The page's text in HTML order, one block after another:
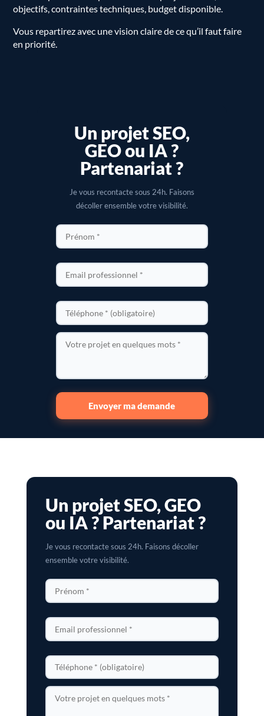
objectifs, contraintes techniques, budget disponible.
Vous repartirez avec une vision claire de ce qu’il faut faire
en priorité.
Un projet SEO,
GEO ou IA ?
Partenariat ?
Je vous recontacte sous 24h. Faisons
décoller ensemble votre visibilité.
Envoyer ma demande
Un projet SEO, GEO
ou IA ? Partenariat ?
Je vous recontacte sous 24h. Faisons décoller
ensemble votre visibilité.